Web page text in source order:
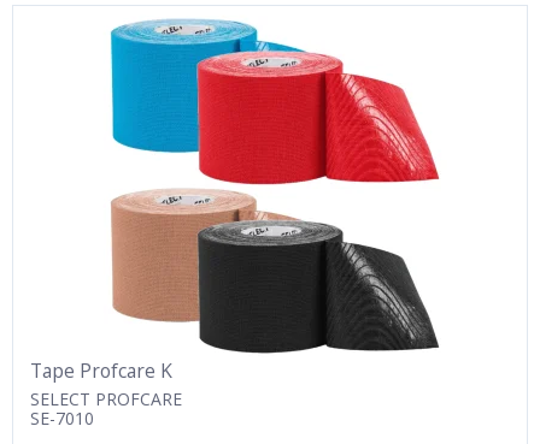
Tape Profcare K
SELECT PROFCARE
SE-7010